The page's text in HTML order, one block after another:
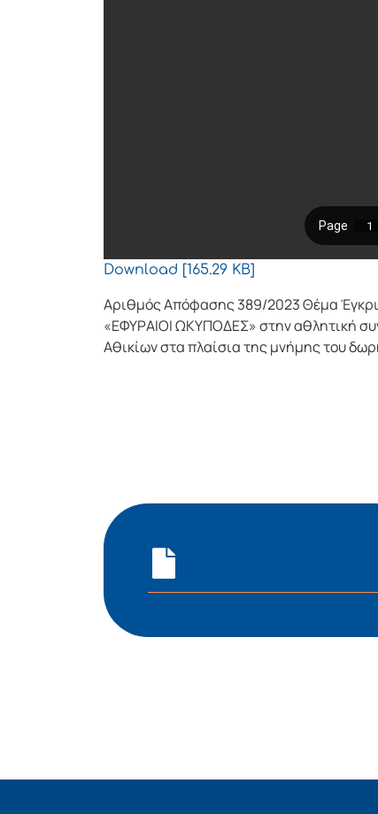
Download [165.29 KB]
Αριθμός Απόφασης 389/2023 Θέμα
«ΕΦΥΡΑΙΟΙ ΩΚΥΠΟΔΕΣ» στην αθλητική
Αθικίων στα πλαίσια της μνήμης του